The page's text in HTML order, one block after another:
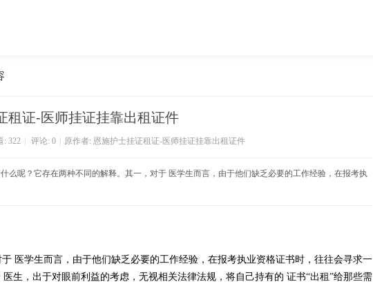
租证-医师挂证挂靠出租证件
: 322 评论: 0 原作者: 恩施护士挂证租证-医师挂证挂靠出租证件
么呢？它存在两种不同的解释。其一，对于 医学生而言，由于他们缺乏必要的工作经验，在报考执
医学生而言，由于他们缺乏必要的工作经验，在报考执业资格证书时，往往会寻求一
生，出于对眼前利益的考虑，无视相关法律法规，将自己持有的 证书“出租”给那些需